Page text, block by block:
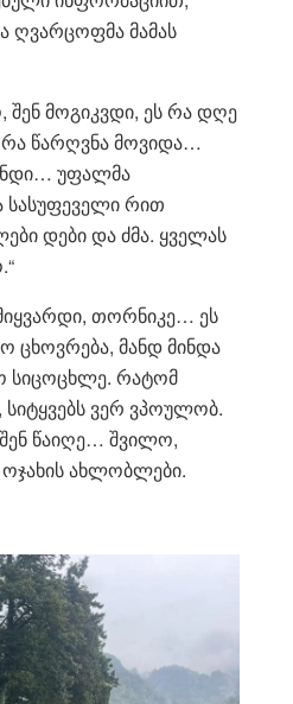
ღვარცოფმა მამას
შენ მოგიკვდი, ეს რა დღე
წარღვნა მოვიდა…
უფალმა
სასუფეველი რით
დები და ძმა. ყველას
თორნიკე… ეს
ცხოვრება, მანდ მინდა
სიცოცხლე. რატომ
ვერ ვპოულობ.
წაიღე… შვილო,
ახლობლები.